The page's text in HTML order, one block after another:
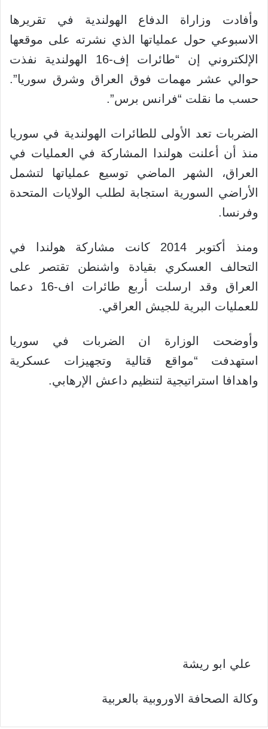
وأفادت وزاراة الدفاع الهولندية في تقريرها
الاسبوعي حول عملياتها الذي نشرته على موقعها
الإلكتروني إن “طائرات إف-16 الهولندية نفذت
حوالي عشر مهمات فوق العراق وشرق سوريا”.
حسب ما نقلت “فرانس برس”.
الضربات تعد الأولى للطائرات الهولندية في سوريا
منذ أن أعلنت هولندا المشاركة في العمليات في
العراق، الشهر الماضي توسيع عملياتها لتشمل
الأراضي السورية استجابة لطلب الولايات المتحدة
وفرنسا.
ومنذ أكتوبر 2014 كانت مشاركة هولندا في
التحالف العسكري بقيادة واشنطن تقتصر على
العراق وقد ارسلت أربع طائرات اف-16 دعما
للعمليات البرية للجيش العراقي.
وأوضحت الوزارة ان الضربات في سوريا
استهدفت “مواقع قتالية وتجهيزات عسكرية
واهدافا استراتيجية لتنظيم داعش الإرهابي.
علي ابو ريشة
وكالة الصحافة الاوروبية بالعربية